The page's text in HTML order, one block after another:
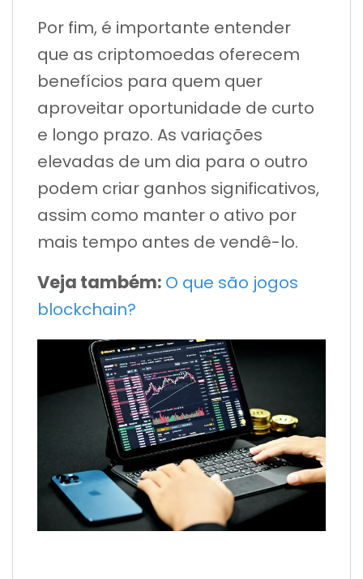
Por fim, é importante entender
que as criptomoedas oferecem
benefícios para quem quer
aproveitar oportunidade de curto
e longo prazo. As variações
elevadas de um dia para o outro
podem criar ganhos significativos,
assim como manter o ativo por
mais tempo antes de vendê-lo.
Veja também: O que são jogos
blockchain?